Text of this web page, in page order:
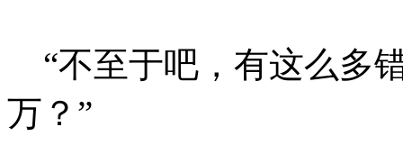
“不至于吧，有这么多
万？”